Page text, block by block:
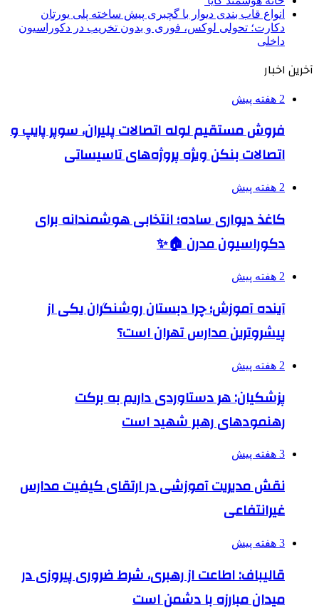
انواع قاب بندی دیوار با گچبری پیش ساخته پلی یورتان
دکارت؛ تحولی لوکس، فوری و بدون تخریب در دکوراسیون
داخلی
آخرین اخبار
2 هفته پیش
فروش مستقیم لوله اتصالات پلیران، سوپر پایپ و
اتصالات بنکن ویژه پروژه‌های تاسیساتی
2 هفته پیش
کاغذ دیواری ساده؛ انتخابی هوشمندانه برای
دکوراسیون مدرن 🏠✨
2 هفته پیش
آینده آموزش؛ چرا دبستان روشنگران یکی از
پیشروترین مدارس تهران است؟
2 هفته پیش
پزشکیان: هر دستاوردی داریم به برکت
رهنمودهای رهبر شهید است
3 هفته پیش
نقش مدیریت آموزشی در ارتقای کیفیت مدارس
غیرانتفاعی
3 هفته پیش
قالیباف: اطاعت از رهبری، شرط ضروری پیروزی در
میدان مبارزه با دشمن است